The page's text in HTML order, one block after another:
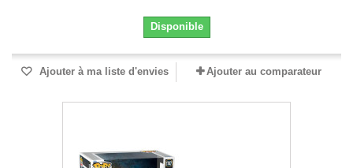
Disponible
Ajouter à ma liste d'envies Ajouter au comparateur